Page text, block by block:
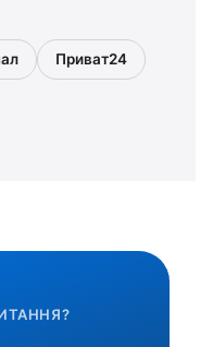
Приват24